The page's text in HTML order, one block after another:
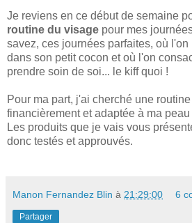
Je reviens en ce début de semaine
routine du visage pour mes
savez, ces journées parfaites, où l'on
dans son petit cocon et où l'on
prendre soin de soi... le kiff quoi !
Pour ma part, j'ai cherché une
financièrement et adaptée à ma
Les produits que je vais vous
donc testés et approuvés.
Manon Fernandez Blin à 21:29:00 6
Partager